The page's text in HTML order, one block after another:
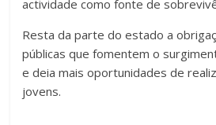
actividade como fonte de
Resta da parte do estado a
públicas que fomentem o
e deia mais oportunidades de
jovens.